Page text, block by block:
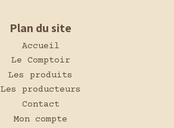
Plan du site
Accueil
Le Comptoir
Les produits
Les producteurs
Contact
Mon compte